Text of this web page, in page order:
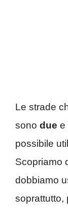
Le strade
sono due e
possibile
Scopriamo
dobbiamo
soprattutto,